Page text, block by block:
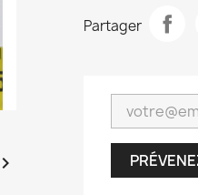

Partager